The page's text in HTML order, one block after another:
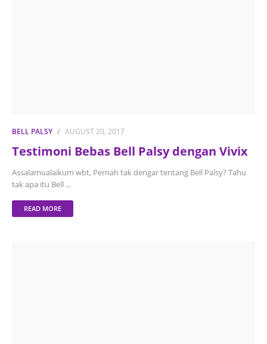
BELL PALSY AUGUST 20, 2017
Testimoni Bebas Bell Palsy dengan Vivix
Assalamualaikum wbt, Pernah tak dengar tentang Bell Palsy? Tahu
tak apa itu Bell …
READ MORE